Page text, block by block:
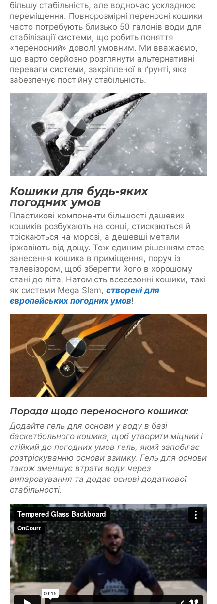
більшу стабільність, але водночас ускладнює
переміщення. Повнорозмірні переносні кошики
часто потребують близько 50 галонів води для
стабілізації системи, що робить поняття
«переносний» доволі умовним. Ми вважаємо,
що варто серйозно розглянути альтернативні
переваги системи, закріпленої в ґрунті, яка
забезпечує постійну стабільність.
Кошики для будь-яких
погодних умов
Пластикові компоненти більшості дешевих
кошиків розбухають на сонці, стискаються й
тріскаються на морозі, а дешевші метали
іржавіють від дощу. Тож єдиним рішенням стає
занесення кошика в приміщення, поруч із
телевізором, щоб зберегти його в хорошому
стані до літа. Натомість всесезонні кошики, такі
як системи Mega Slam, створені для
європейських погодних умов!
Порада щодо переносного кошика:
Додайте гель для основи у воду в базі
баскетбольного кошика, щоб утворити міцний і
стійкий до погодних умов гель, який запобігає
розтріскуванню основи взимку. Гель для основи
також зменшує втрати води через
випаровування та додає основі додаткової
стабільності.